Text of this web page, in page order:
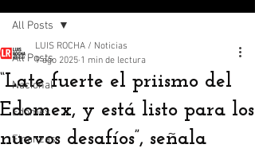
All Posts
Nacional
Edomex
Finanzas
All Posts
“Late fuerte el priismo del
Edomex, y está listo para los
nuevos desafíos”, señala
LUIS ROCHA / Noticias
9 ago 2025 1 min de lectura